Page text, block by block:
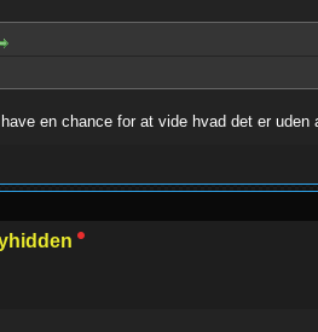
en chance for at vide hvad det er